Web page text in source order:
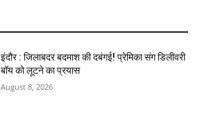
इंदौर : जिलाबदर बदमाश की दबंगई! प्रेमिका संग डिलीवरी
बॉय को लूटने का प्रयास
August 8, 2026